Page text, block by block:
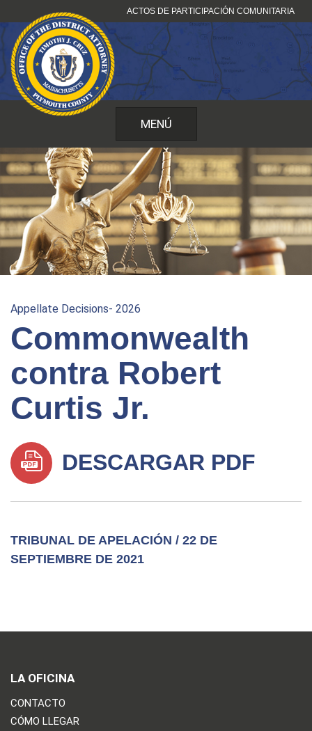
al
contenido
ACTOS DE PARTICIPACIÓN COMUNITARIA
MENÚ
Appellate Decisions- 2026
Commonwealth
contra Robert
Curtis Jr.
DESCARGAR PDF
TRIBUNAL DE APELACIÓN / 22 DE
SEPTIEMBRE DE 2021
LA OFICINA
CONTACTO
CÓMO LLEGAR